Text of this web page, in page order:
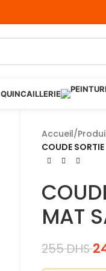
QUINCAILLERIE
Accueil/
COUDE
MAT
255DHS